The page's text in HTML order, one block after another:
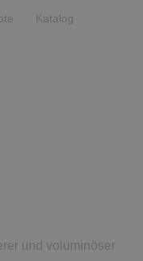
Katalog
und voluminöser